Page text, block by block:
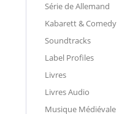
Série de Allemand
Kabarett & Comedy
Soundtracks
Label Profiles
Livres
Livres Audio
Musique Médiévale